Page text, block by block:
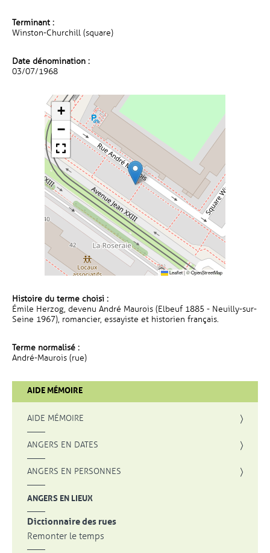
Terminant :
Winston-Churchill (square)
Date dénomination :
03/07/1968
+
−
Leaflet|©OpenStreetMap
Histoire du terme choisi :
Émile Herzog, devenu André Maurois (Elbeuf 1885 - Neuilly-sur-
Seine 1967), romancier, essayiste et historien français.
Terme normalisé :
André-Maurois (rue)
AIDE MÉMOIRE
AIDE MÉMOIRE
ANGERS EN DATES
ANGERS EN PERSONNES
ANGERS EN LIEUX
Dictionnaire des rues
Remonter le temps